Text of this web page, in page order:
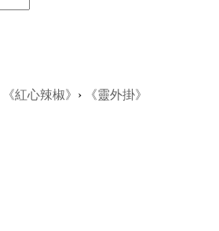
《紅心辣椒》 › 《靈外掛》